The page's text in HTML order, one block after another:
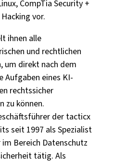
CompTia Security +
vor.
ihnen alle
und rechtlichen
um direkt nach dem
Aufgaben eines KI-
rechtssicher
zu können.
der tacticx
seit 1997 als Spezialist
im Bereich Datenschutz
tätig. Als